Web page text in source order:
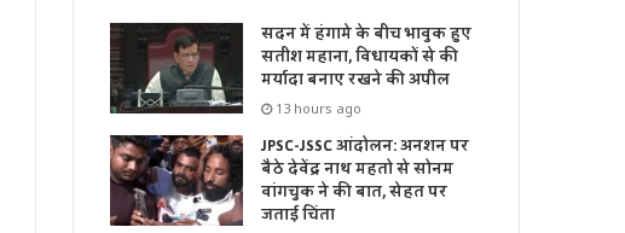
सदन में हंगामे के बीच भावुक हुए
सतीश महाना, विधायकों से की
मर्यादा बनाए रखने की अपील
13 hours ago
JPSC-JSSC आंदोलन: अनशन पर
बैठे देवेंद्र नाथ महतो से सोनम
वांगचुक ने की बात, सेहत पर
जताई चिंता